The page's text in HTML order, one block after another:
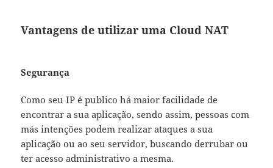
Vantagens de utilizar uma Cloud NAT
Segurança
Como seu IP é publico há maior facilidade de
encontrar a sua aplicação, sendo assim, pessoas com
más intenções podem realizar ataques a sua
aplicação ou ao seu servidor, buscando derrubar ou
ter acesso administrativo a mesma.